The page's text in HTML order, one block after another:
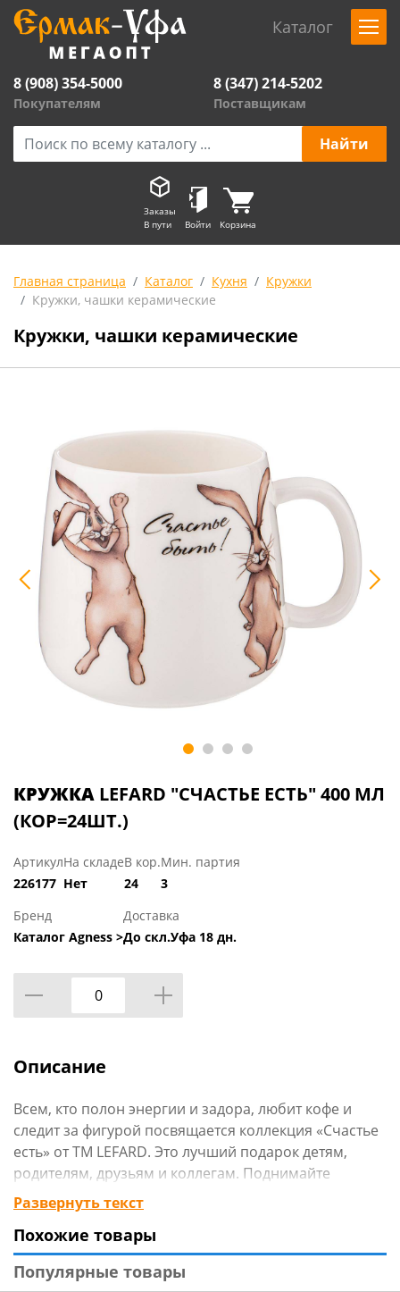
Каталог
8 (908) 354-5000
Покупателям
8 (347) 214-5202
Поставщикам
Заказы
В пути
Войти Корзина
Главная страница Каталог Кухня
Кружки
Кружки, чашки керамические
Кружки, чашки керамические
КРУЖКА LEFARD "СЧАСТЬЕ ЕСТЬ" 400 МЛ
(КОР=24ШТ.)
Артикул
226177
На складе
Нет
В кор.
24
Мин. партия
3
Бренд
Каталог Agness >
Доставка
До скл.Уфа 18 дн.
Описание
Всем, кто полон энергии и задора, любит кофе и
следит за фигурой посвящается коллекция «Счастье
есть» от ТМ LEFARD. Это лучший подарок детям,
родителям, друзьям и коллегам. Поднимайте
настроение вместе с веселыми кроликами, верьте,
Счастье есть! Кружки, чайные пары, стаканы с
силиконовыми крышками, банки для кофе, тарелки и
салатники выполнены на тонкостенном
высококачественном фарфоре. Удобные формы и
Развернуть текст
Похожие товары
Популярные товары